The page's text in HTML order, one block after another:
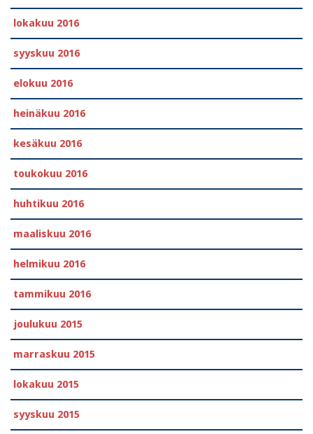
lokakuu 2016
syyskuu 2016
elokuu 2016
heinäkuu 2016
kesäkuu 2016
toukokuu 2016
huhtikuu 2016
maaliskuu 2016
helmikuu 2016
tammikuu 2016
joulukuu 2015
marraskuu 2015
lokakuu 2015
syyskuu 2015